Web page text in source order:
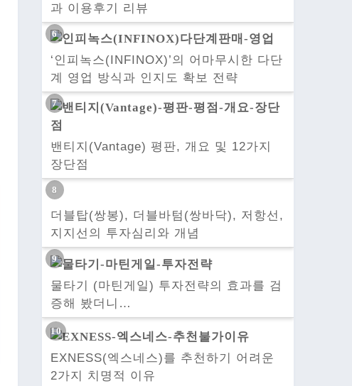
과 이용후기 리뷰
‘인피녹스(INFINOX)’의 어마무시한 다단
계 영업 방식과 인지도 확보 전략
밴티지(Vantage) 평판, 개요 및 12가지
장단점
더블탑(쌍봉), 더블바텀(쌍바닥), 저항선,
지지선의 투자심리와 개념
물타기 (마틴게일) 투자전략의 효과를 검
증해 봤더니…
EXNESS(엑스네스)를 추천하기 어려운
2가지 치명적 이유